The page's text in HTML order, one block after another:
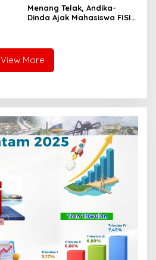
Menang Telak, Andika-
Dinda Ajak Mahasiswa FISIP
View More